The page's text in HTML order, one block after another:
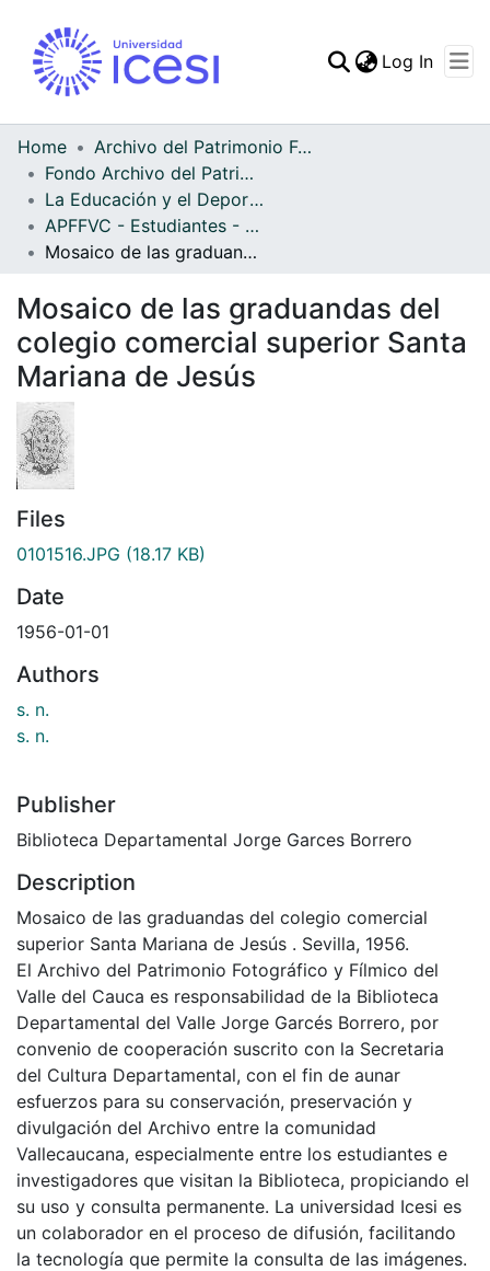
Log In
Home
Archivo del Patrimonio Fotográfico y Fílmico del Valle del Cauca
Fondo Archivo del Patrimonio Fotográfico y Fílmico del Valle del Cauca
La Educación y el Deporte
APFFVC - Estudiantes - Patrimonial
Mosaico de las graduandas del colegio comercial superior Santa Mariana de Jesús
Mosaico de las graduandas del
colegio comercial superior Santa
Mariana de Jesús
Files
0101516.JPG (18.17 KB)
Date
1956-01-01
Authors
s. n.
s. n.
Publisher
Biblioteca Departamental Jorge Garces Borrero
Description
Mosaico de las graduandas del colegio comercial
superior Santa Mariana de Jesús . Sevilla, 1956.
El Archivo del Patrimonio Fotográfico y Fílmico del
Valle del Cauca es responsabilidad de la Biblioteca
Departamental del Valle Jorge Garcés Borrero, por
convenio de cooperación suscrito con la Secretaria
del Cultura Departamental, con el fin de aunar
esfuerzos para su conservación, preservación y
divulgación del Archivo entre la comunidad
Vallecaucana, especialmente entre los estudiantes e
investigadores que visitan la Biblioteca, propiciando el
su uso y consulta permanente. La universidad Icesi es
un colaborador en el proceso de difusión, facilitando
la tecnología que permite la consulta de las imágenes.